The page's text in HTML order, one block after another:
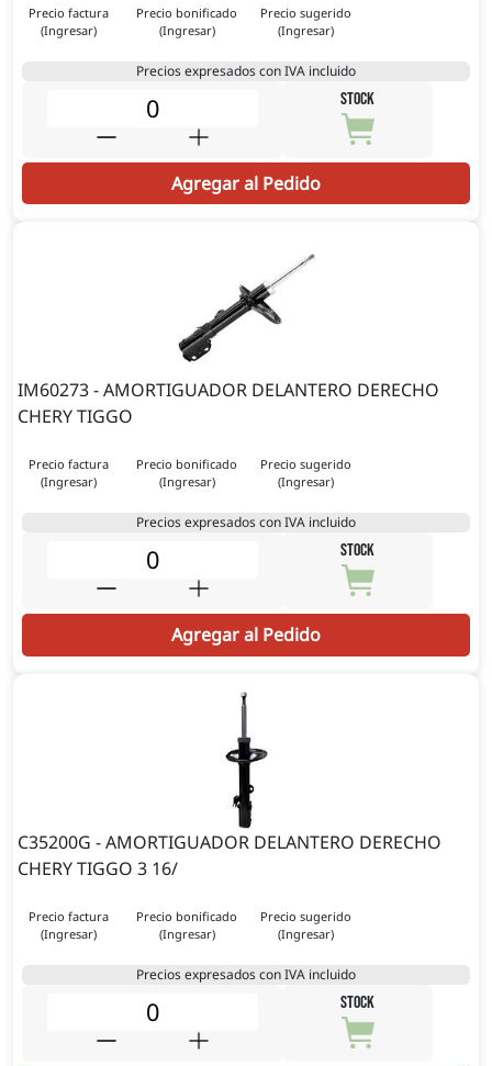
Precio factura
(Ingresar)
Precio bonificado
(Ingresar)
Precio sugerido
(Ingresar)
Precios expresados con IVA incluido
STOCK
Agregar al Pedido
IM60273 - AMORTIGUADOR DELANTERO DERECHO
CHERY TIGGO
Precio factura
(Ingresar)
Precio bonificado
(Ingresar)
Precio sugerido
(Ingresar)
Precios expresados con IVA incluido
STOCK
Agregar al Pedido
C35200G - AMORTIGUADOR DELANTERO DERECHO
CHERY TIGGO 3 16/
Precio factura
(Ingresar)
Precio bonificado
(Ingresar)
Precio sugerido
(Ingresar)
Precios expresados con IVA incluido
STOCK